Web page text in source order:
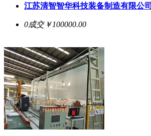
江苏清智智华科技装备制造有限公司
0成交￥100000.00